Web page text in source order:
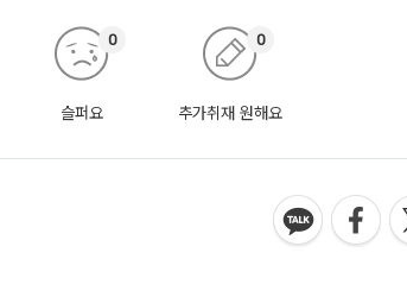
슬퍼요
0
추가취재 원해요
0